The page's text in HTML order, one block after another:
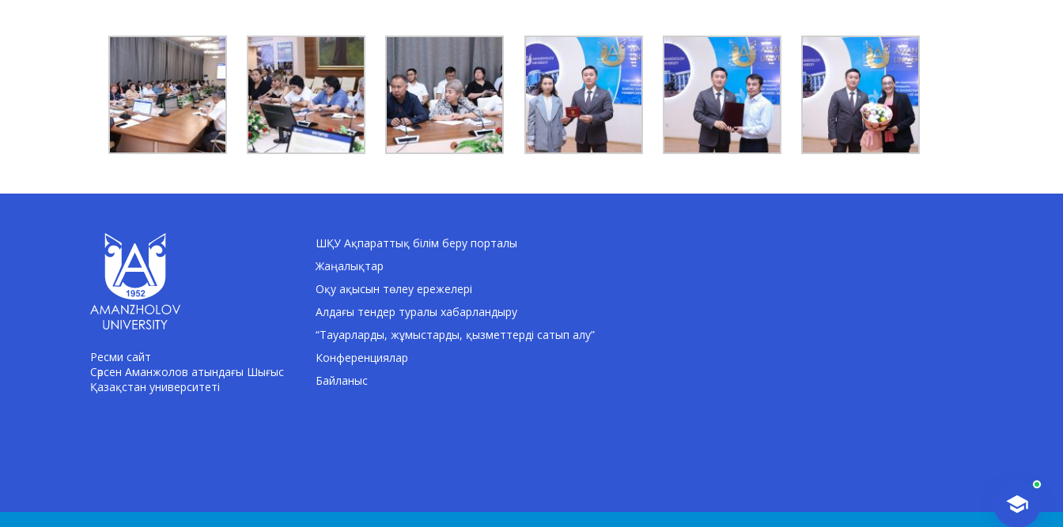
Ресми сайт
Сәрсен Аманжолов атындағы Шығыс
Қазақстан университеті
ШҚУ Ақпараттық білім беру порталы
Жаңалықтар
Оқу ақысын төлеу ережелері
Алдағы тендер туралы хабарландыру
“Тауарларды, жұмыстарды, қызметтерді сатып алу”
Конференциялар
Байланыс
Amanzholov University көмекшісі